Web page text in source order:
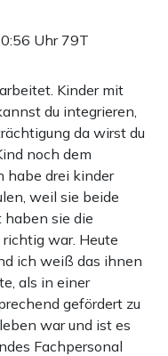
Uhr 79T
Kinder mit
du integrieren,
da wirst du
noch dem
habe drei kinder
weil sie beide
sie die
war. Heute
ich weiß das ihnen
als in einer
gefördert zu
war und ist es
Fachpersonal